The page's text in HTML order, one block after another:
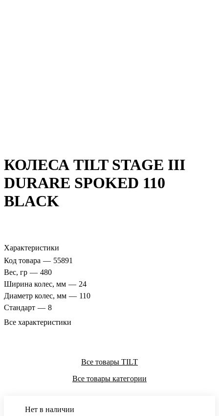
КОЛЕСА TILT STAGE III
DURARE SPOKED 110
BLACK
Характеристики
Код товара — 55891
Вес, гр — 480
Ширина колес, мм — 24
Диаметр колес, мм — 110
Стандарт — 8
Все характеристики
Все товары TILT
Все товары категории
Нет в наличии